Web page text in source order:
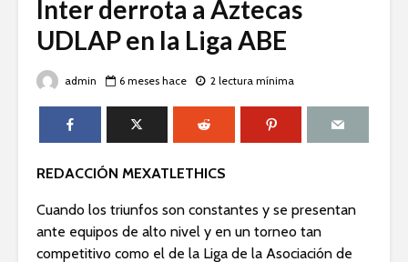
Inter derrota a Aztecas
UDLAP en la Liga ABE
admin 6 meses hace 2 lectura mínima
REDACCIÓN MEXATLETHICS
Cuando los triunfos son constantes y se presentan
ante equipos de alto nivel y en un torneo tan
competitivo como el de la Liga de la Asociación de